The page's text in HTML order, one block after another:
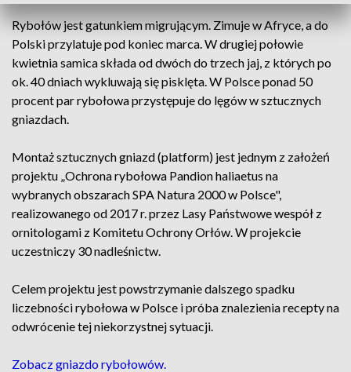
Rybołów jest gatunkiem migrującym. Zimuje w Afryce, a do
Polski przylatuje pod koniec marca. W drugiej połowie
kwietnia samica składa od dwóch do trzech jaj, z których po
ok. 40 dniach wykluwają się pisklęta. W Polsce ponad 50
procent par rybołowa przystępuje do lęgów w sztucznych
gniazdach.
Montaż sztucznych gniazd (platform) jest jednym z założeń
projektu „Ochrona rybołowa Pandion haliaetus na
wybranych obszarach SPA Natura 2000 w Polsce",
realizowanego od 2017 r. przez Lasy Państwowe wespół z
ornitologami z Komitetu Ochrony Orłów. W projekcie
uczestniczy 30 nadleśnictw.
Celem projektu jest powstrzymanie dalszego spadku
liczebności rybołowa w Polsce i próba znalezienia recepty na
odwrócenie tej niekorzystnej sytuacji.
Zobacz gniazdo rybołowów.